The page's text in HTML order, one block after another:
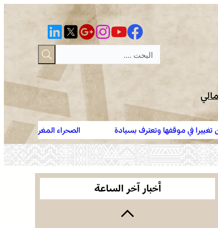
بسيادة
الصحراء المغربية .. كولومبيا تعلن تغييرا في
المغرب على صحرائه
أخبار آخر الساعة
برقية تعزية ومواساة من أسرة جريدة “مملكتنا” إلى
الأستاذ النقيب مولاي سليمان العمراني في وفاة شقيقه
الأكبر المرحوم مُّحمد العمراني
مرتبطة بمحاولة للهجرة غير النظامية
الصحراء المغربية .. كولومبيا تعلن تغييرا في موقفها
وتعترف بسيادة المغرب على صحرائه